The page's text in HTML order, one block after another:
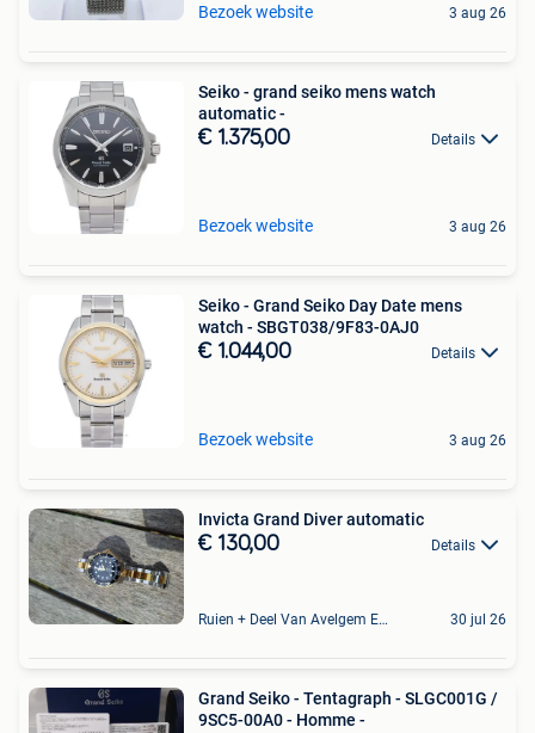
Bezoek website 3 aug 26
Seiko - grand seiko mens watch
automatic -
€ 1.375,00 Details
Bezoek website 3 aug 26
Seiko - Grand Seiko Day Date mens
watch - SBGT038/9F83-0AJ0
€ 1.044,00 Details
Bezoek website 3 aug 26
Invicta Grand Diver automatic
€ 130,00 Details
Ruien + Deel Van Avelgem En Waarmaarde 30 jul 26
Grand Seiko - Tentagraph - SLGC001G /
9SC5-00A0 - Homme -